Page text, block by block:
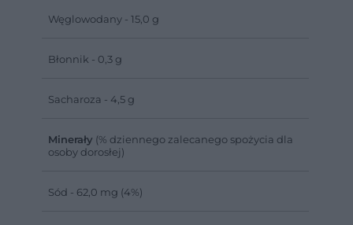
Węglowodany - 15,0 g
Błonnik - 0,3 g
Sacharoza - 4,5 g
Minerały (% dziennego zalecanego spożycia dla
osoby dorosłej)
Sód - 62,0 mg (4%)